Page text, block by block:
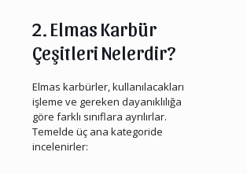
2. Elmas Karbür
Çeşitleri Nelerdir?
Elmas karbürler, kullanılacakları
işleme ve gereken dayanıklılığa
göre farklı sınıflara ayrılırlar.
Temelde üç ana kategoride
incelenirler: